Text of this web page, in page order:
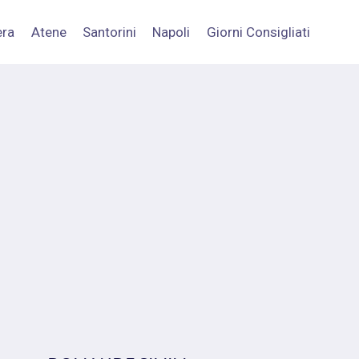
Atene Santorini Napoli Giorni Consigliati